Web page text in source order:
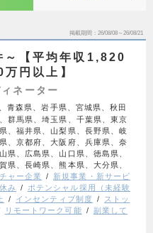
掲載期間 26/08/08～26/08/21
～【平均年収1,820
円以上】
ネーター
青森県、岩手県、宮城県、秋田
群馬県、埼玉県、千葉県、東京
、福井県、山梨県、長野県、岐
、京都府、大阪府、兵庫県、奈
県、広島県、山口県、徳島県、
県、長崎県、熊本県、大分県、
ャー企業
新規事業・新サービ
み
ポテンシャル採用（未経験
インセンティブ制度
ストッ
リモートワーク可能
副業して